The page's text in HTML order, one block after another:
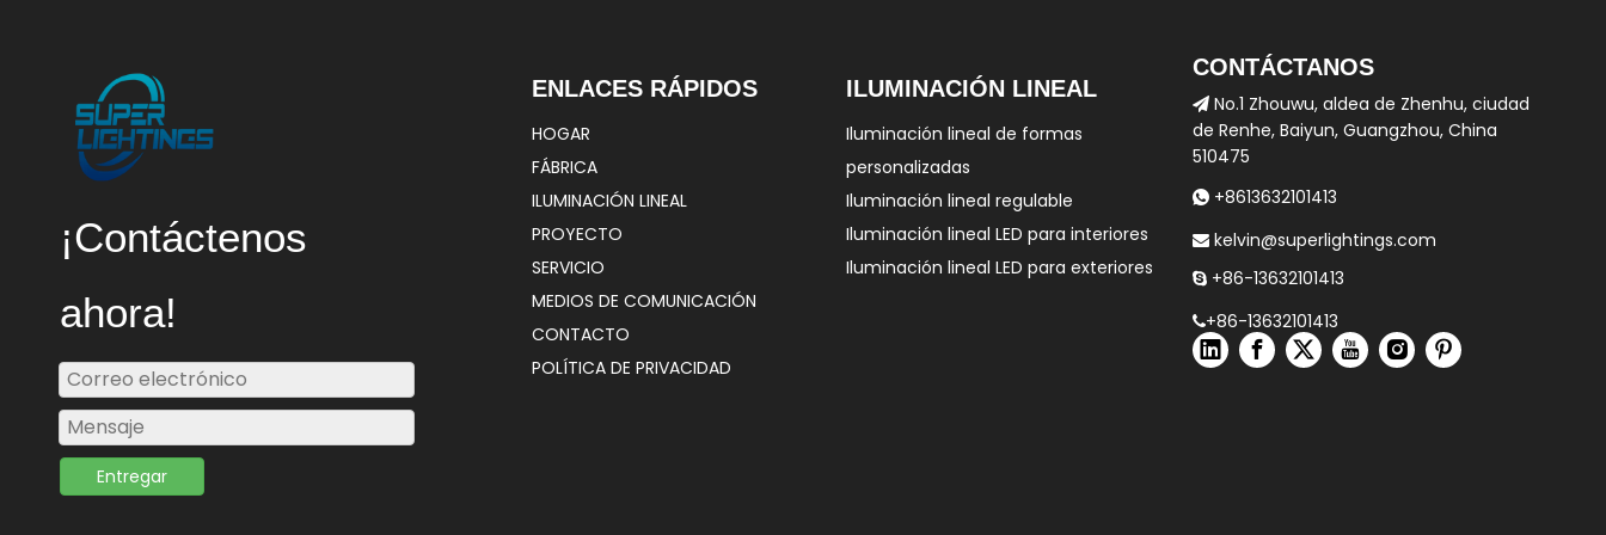
¡Contáctenos
ahora!
Entregar
ENLACES RÁPIDOS
HOGAR
FÁBRICA
ILUMINACIÓN LINEAL
PROYECTO
SERVICIO
MEDIOS DE COMUNICACIÓN
CONTACTO
POLÍTICA DE PRIVACIDAD
ILUMINACIÓN LINEAL
Iluminación lineal de formas
personalizadas
Iluminación lineal regulable
Iluminación lineal LED para interiores
Iluminación lineal LED para exteriores
CONTÁCTANOS
 No.1 Zhouwu, aldea de Zhenhu, ciudad
de Renhe, Baiyun, Guangzhou, China
510475
 +8613632101413
 kelvin@superlightings.com
 +86-13632101413
+86-13632101413